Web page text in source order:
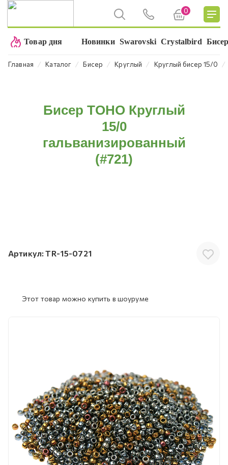
0
Товар дня Новинки Swarovski Crystalbird
Главная ⁄ Каталог ⁄ Бисер ⁄ Круглый ⁄ Круглый бисер 15/0 ⁄
Бисер TOHO Круглый
15/0
гальванизированный
(#721)
Артикул: TR-15-0721
Этот товар можно купить в шоуруме